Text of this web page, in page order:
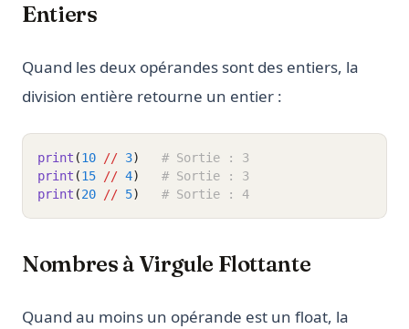
Entiers
Quand les deux opérandes sont des entiers, la
division entière retourne un entier :
print (10 // 3)
# Sortie : 3
print (15 // 4)
# Sortie : 3
print (20 // 5) # Sortie : 4
Nombres à Virgule Flottante
Quand au moins un opérande est un float, la